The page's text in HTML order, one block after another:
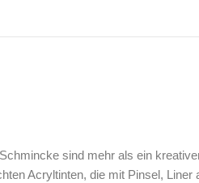
sind mehr als ein
Acryltinten, die mit Pinsel, Liner